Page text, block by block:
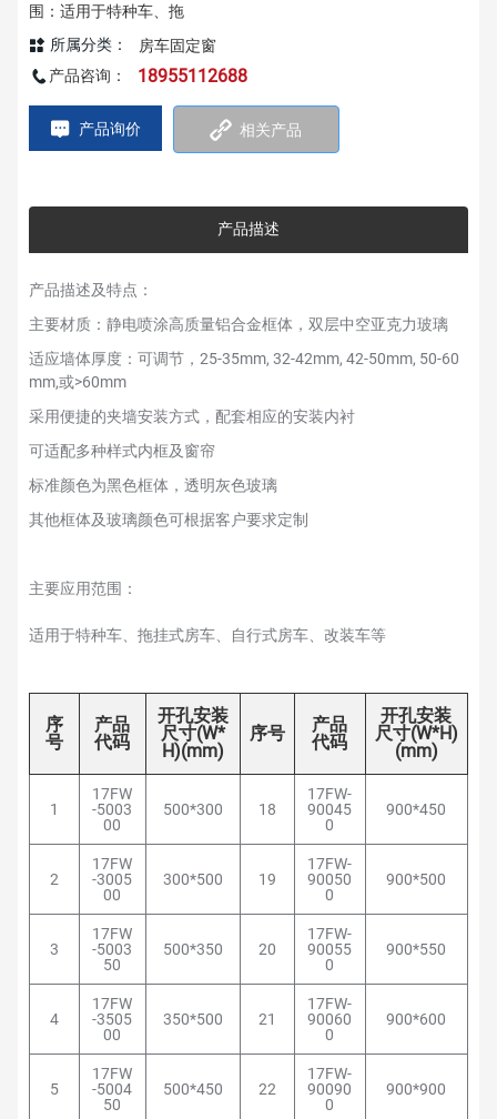
围：适用于特种车、拖
所属分类： 房车固定窗
产品咨询： 18955112688
产品询价 相关产品
产品描述
产品描述及特点：
主要材质：静电喷涂高质量铝合金框体，双层中空亚克力玻璃
适应墙体厚度：可调节，25-35mm, 32-42mm, 42-50mm, 50-60
mm,或>60mm
采用便捷的夹墙安装方式，配套相应的安装内衬
可适配多种样式内框及窗帘
标准颜色为黑色框体，透明灰色玻璃
其他框体及玻璃颜色可根据客户要求定制
主要应用范围：
适用于特种车、拖挂式房车、自行式房车、改装车等
序
号
产品
代码
开孔安装
尺寸(W*
H)(mm)
序号
产品
代码
开孔安装
尺寸(W*H)
(mm)
1
17FW
-5003
00
500*300 18
17FW-
90045
0
900*450
2
17FW
-3005
00
300*500 19
17FW-
90050
0
900*500
3
17FW
-5003
50
500*350 20
17FW-
90055
0
900*550
4
17FW
-3505
00
350*500 21
17FW-
90060
0
900*600
5
17FW
-5004
50
500*450 22
17FW-
90090
0
900*900